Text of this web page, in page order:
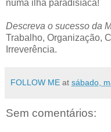
numa ilha paradisíaca!
Descreva o sucesso da
Trabalho, Organização,
Irreverência.
FOLLOW ME at sábado,
Sem comentários: